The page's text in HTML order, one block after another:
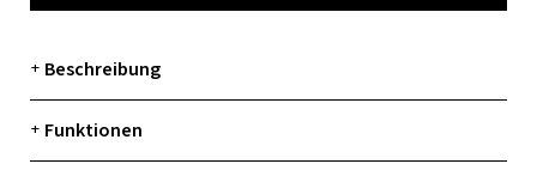
+ Beschreibung
+ Funktionen